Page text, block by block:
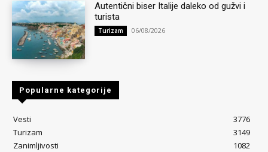
Autentični biser Italije daleko od gužvi i
turista
Turizam 06/08/2026
Popularne kategorije
Vesti
3776
Turizam
3149
Zanimljivosti
1082